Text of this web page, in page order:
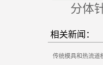
分体
相关新闻：
传统模具和热流道